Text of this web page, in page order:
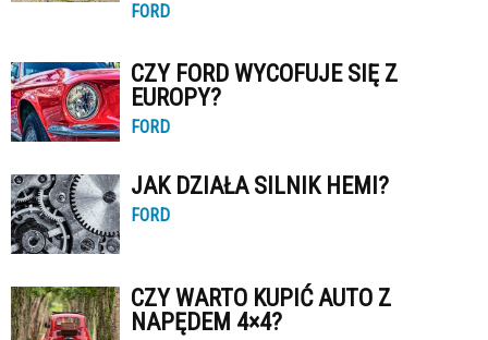
FORD
CZY FORD WYCOFUJE SIĘ Z
EUROPY?
FORD
JAK DZIAŁA SILNIK HEMI?
FORD
CZY WARTO KUPIĆ AUTO Z
NAPĘDEM 4×4?